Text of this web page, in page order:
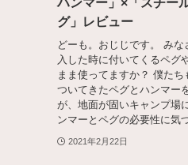
ハンマー」×「スチー
グ」レビュー
どーも。おじじです。 み
入した時に付いてくるペグ
まま使ってますか？ 僕たち
ついてきたペグとハンマー
が、地面が固いキャンプ場
ンマーとペグの必要性に気
2021年2月22日